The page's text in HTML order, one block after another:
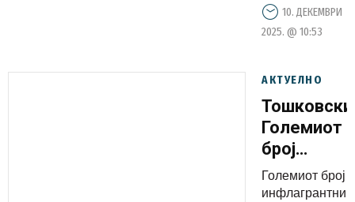
10. ДЕКЕМВРИ
2025. @ 10:53
АКТУЕЛНО
Големиот
број
откриени
Големиот број
инфлагрантни